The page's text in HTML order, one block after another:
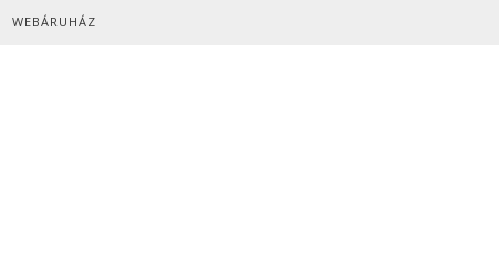
WEBÁRUHÁZ